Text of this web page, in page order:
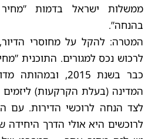
ממשלות ישראל בדמות
בהנחה”.
המטרה: להקל על מחוסרי הדיור,
לרכוש נכס למגורים. התוכנית
כבר בשנת 2015,
המדינה (בעלת הקרקעות)
לצד הנחה לרוכשי הדירות. עם
לרוכשים היא אולי הדרך